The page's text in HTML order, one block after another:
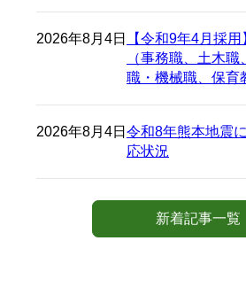
2026年8月4日
【令和9年4月採
（事務職、土木
職・機械職、保育
2026年8月4日 令和8年熊本地震
応状況
新着記事一覧